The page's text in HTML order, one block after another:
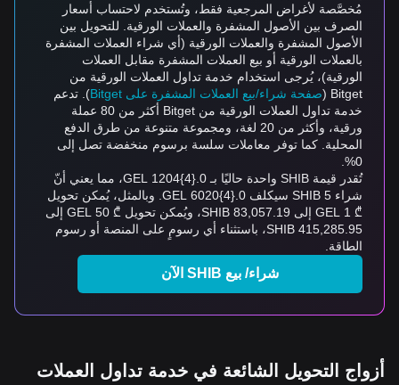
مُخصَّصة لأغراض المرجعية فقط، وتُستخدم لاحتساب أسعار
الصرف بين الأصول المشفرة والعملات الورقية. للتحويل بين
الأصول المشفرة والعملات الورقية (أي شراء العملات المشفرة
بالعملات الورقية أو بيع العملات المشفرة مقابل العملات
الورقية)، يُرجى استخدام خدمة تداول العملات الورقية من
Bitget (
صفحة شراء/بيع العملات المشفرة على Bitget
). تدعم
خدمة تداول العملات الورقية من Bitget أكثر من 80 عملة
ورقية، وأكثر من 20 لغة، ومجموعة متنوعة من طرق الدفع
المحلية. كما توفر معاملات سلسة برسوم منخفضة تصل إلى
0%.
تُقدر قيمة SHIB واحدة حاليًا بـ 0.{4}1204 GEL، مما يعني أنّ
شراء 5 SHIB سيكلف 0.{4}6020 GEL. وبالمثل، يُمكن تحويل
₾ 1 GEL إلى 83,057.19 SHIB، ويُمكن تحويل ₾ 50 GEL إلى
415,285.95 SHIB، باستثناء أي رسومٍ على المنصة أو رسوم
الطاقة.
شراء/ بيع SHIB الآن
أزواج التحويل الشائعة في خدمة تداول العملات